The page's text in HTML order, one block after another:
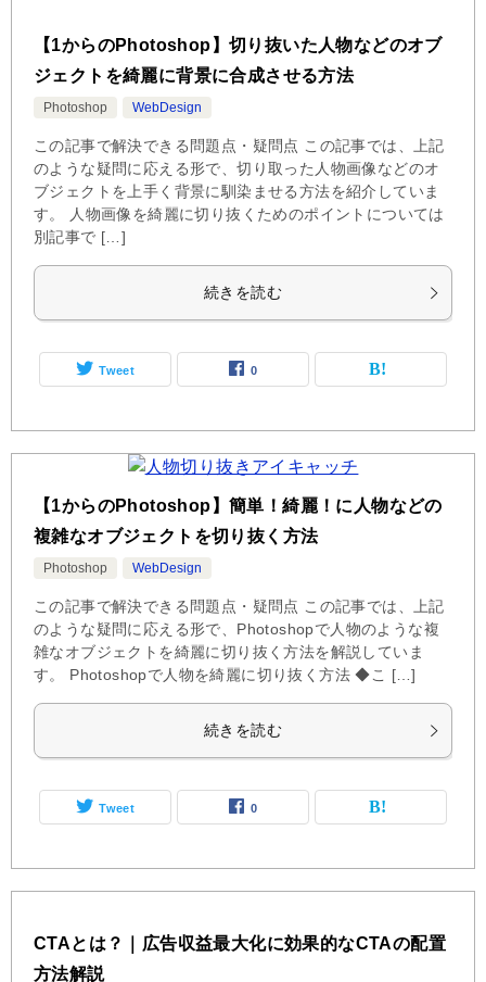
【1からのPhotoshop】切り抜いた人物などのオブ
ジェクトを綺麗に背景に合成させる方法
Photoshop WebDesign
この記事で解決できる問題点・疑問点 この記事では、上記
のような疑問に応える形で、切り取った人物画像などのオ
ブジェクトを上手く背景に馴染ませる方法を紹介していま
す。 人物画像を綺麗に切り抜くためのポイントについては
別記事で […]
続きを読む
Tweet 0
【1からのPhotoshop】簡単！綺麗！に人物などの
複雑なオブジェクトを切り抜く方法
Photoshop WebDesign
この記事で解決できる問題点・疑問点 この記事では、上記
のような疑問に応える形で、Photoshopで人物のような複
雑なオブジェクトを綺麗に切り抜く方法を解説していま
す。 Photoshopで人物を綺麗に切り抜く方法 ◆こ […]
続きを読む
Tweet 0
CTAとは？｜広告収益最大化に効果的なCTAの配置
方法解説